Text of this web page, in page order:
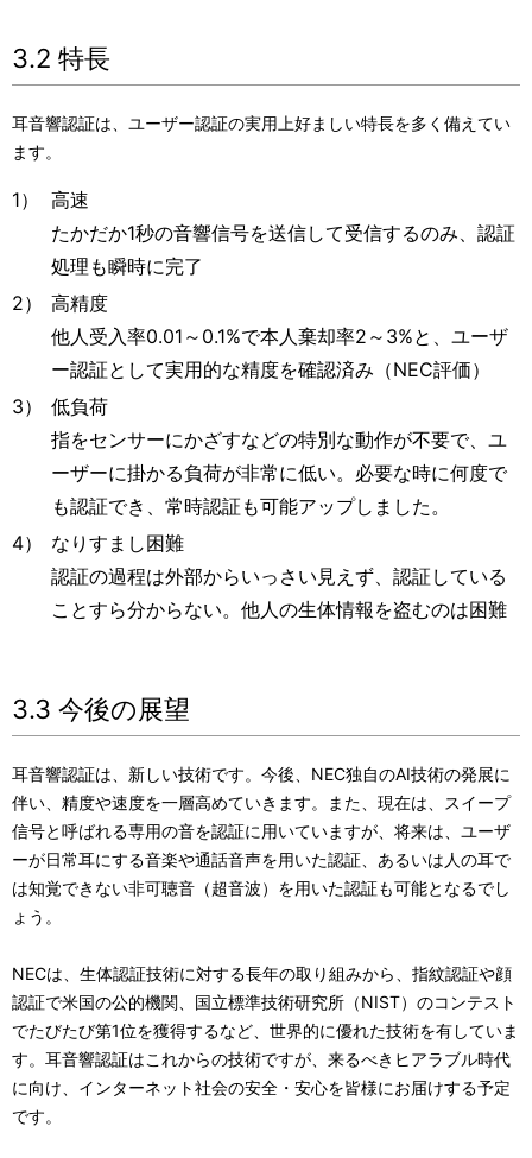
3.2 特長
耳音響認証は、ユーザー認証の実用上好ましい特長を多く備えてい
ます。
1）
高速
たかだか1秒の音響信号を送信して受信するのみ、認証
処理も瞬時に完了
2）
高精度
他人受入率0.01～0.1%で本人棄却率2～3%と、ユーザ
ー認証として実用的な精度を確認済み（NEC評価）
3）
低負荷
指をセンサーにかざすなどの特別な動作が不要で、ユ
ーザーに掛かる負荷が非常に低い。必要な時に何度で
も認証でき、常時認証も可能アップしました。
4）
なりすまし困難
認証の過程は外部からいっさい見えず、認証している
ことすら分からない。他人の生体情報を盗むのは困難
3.3 今後の展望
耳音響認証は、新しい技術です。今後、NEC独自のAI技術の発展に
伴い、精度や速度を一層高めていきます。また、現在は、スイープ
信号と呼ばれる専用の音を認証に用いていますが、将来は、ユーザ
ーが日常耳にする音楽や通話音声を用いた認証、あるいは人の耳で
は知覚できない非可聴音（超音波）を用いた認証も可能となるでし
ょう。
NECは、生体認証技術に対する長年の取り組みから、指紋認証や顔
認証で米国の公的機関、国立標準技術研究所（NIST）のコンテスト
でたびたび第1位を獲得するなど、世界的に優れた技術を有していま
す。耳音響認証はこれからの技術ですが、来るべきヒアラブル時代
に向け、インターネット社会の安全・安心を皆様にお届けする予定
です。